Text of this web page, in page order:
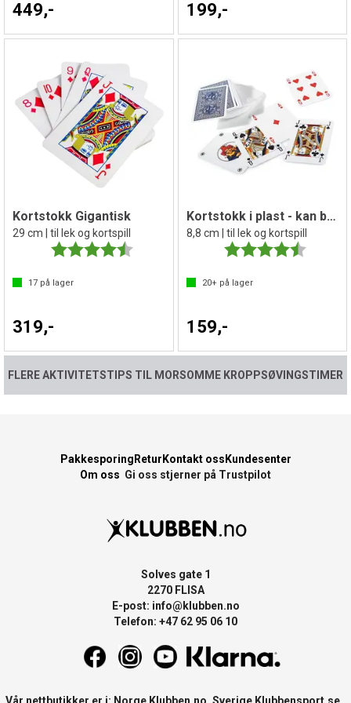
449,- 199,-
Kortstokk Gigantisk
29 cm | til lek og kortspill
Karakter:
4.5 av 5 mulige
17 på lager
319,-
Kortstokk i plast - kan brukes utendørs
8,8 cm | til lek og kortspill
Karakter:
20+på lager
159,-
FLERE AKTIVITETSTIPS TIL MORSOMME KROPPSØVINGSTIMER
Pakkesporing Retur Kontakt oss Kundesenter
Om oss Gi oss stjerner på Trustpilot
Solves gate 1
2270 FLISA
E-post: info@klubben.no
Telefon: +47 62 95 06 10